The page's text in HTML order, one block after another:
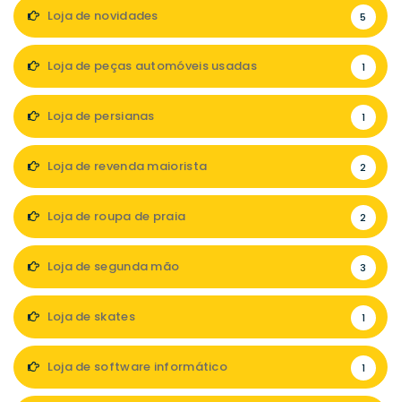
Loja de novidades 5
Loja de peças automóveis usadas 1
Loja de persianas 1
Loja de revenda maiorista 2
Loja de roupa de praia 2
Loja de segunda mão 3
Loja de skates 1
Loja de software informático 1